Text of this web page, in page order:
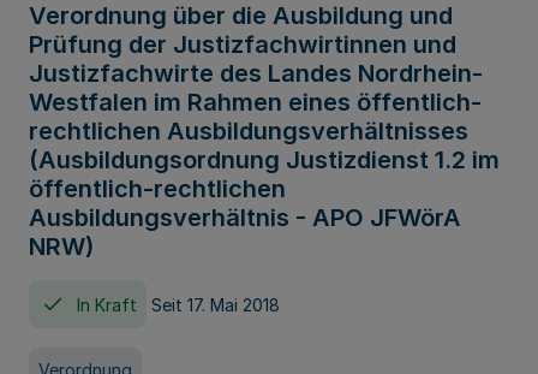
Verordnung über die Ausbildung und
Prüfung der Justizfachwirtinnen und
Justizfachwirte des Landes Nordrhein-
Westfalen im Rahmen eines öffentlich-
rechtlichen Ausbildungsverhältnisses
(Ausbildungsordnung Justizdienst 1.2 im
öffentlich-rechtlichen
Ausbildungsverhältnis - APO JFWörA
NRW)
In Kraft Seit 17. Mai 2018
Verordnung